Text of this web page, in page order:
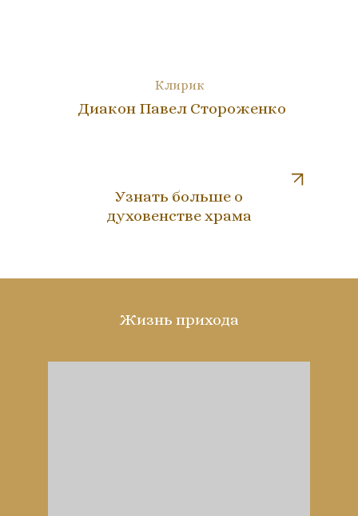
Клирик
Диакон Павел Стороженко
Узнать больше о
духовенстве храма
Жизнь прихода